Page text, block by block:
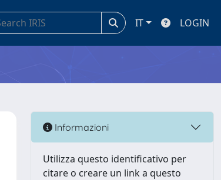
IT LOGIN
Informazioni
Utilizza questo identificativo per
citare o creare un link a questo